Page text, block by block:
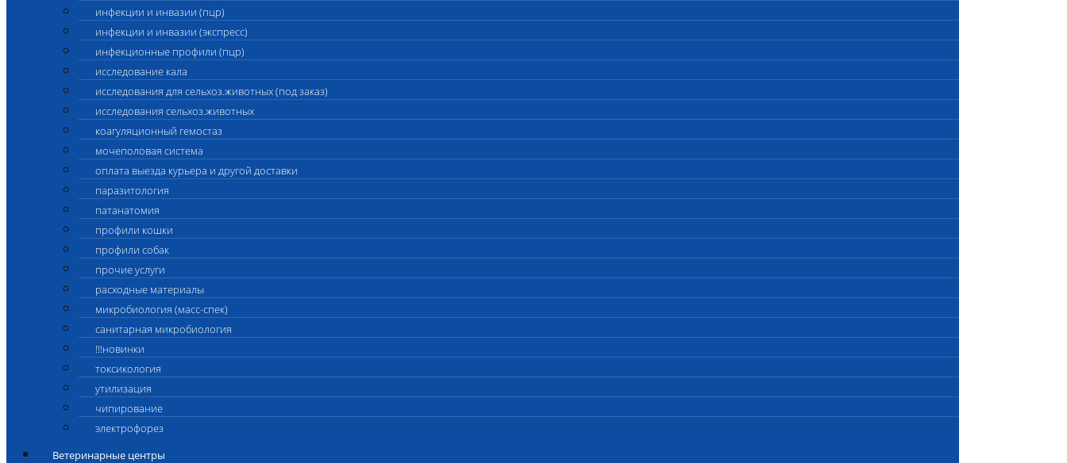
инфекции и инвазии (пцр)
инфекции и инвазии (экспресс)
инфекционные профили (пцр)
исследование кала
исследования для сельхоз.животных (под заказ)
исследования сельхоз.животных
коагуляционный гемостаз
мочеполовая система
оплата выезда курьера и другой доставки
паразитология
патанатомия
профили кошки
профили собак
прочие услуги
расходные материалы
микробиология (масс-спек)
санитарная микробиология
!!!новинки
токсикология
утилизация
чипирование
электрофорез
Ветеринарные центры